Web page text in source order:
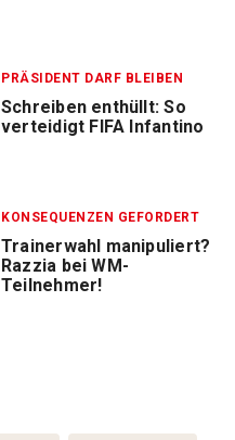
PRÄSIDENT DARF BLEIBEN
Schreiben enthüllt: So
verteidigt FIFA Infantino
KONSEQUENZEN GEFORDERT
Trainerwahl manipuliert?
Razzia bei WM-
Teilnehmer!